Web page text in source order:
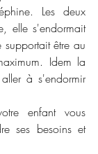
Les deux
elle s'endormait
supportait être au
Idem la
à s'endormir
enfant vous
ses besoins et